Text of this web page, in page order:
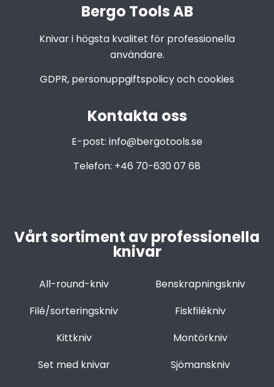
Bergo Tools AB
Knivar i högsta kvalitet för professionella
användare.
GDPR, personuppgiftspolicy och cookies
Kontakta oss
E-post: info@bergotools.se
Telefon: +46 70-630 07 68
Vårt sortiment av professionella
knivar
All-round-kniv
Benskrapningskniv
Filé/sorteringskniv
Fiskfilékniv
Kittkniv
Montörkniv
Set med knivar
Sjömanskniv